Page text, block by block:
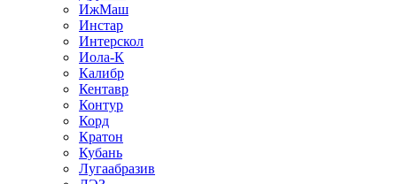
ИжМаш
Инстар
Интерскол
Иола-К
Калибр
Кентавр
Контур
Корд
Кратон
Кубань
Лугаабразив